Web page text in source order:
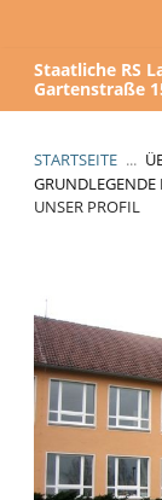
Staatliche RS
Gartenstraße
STARTSEITE ...
UNSER PROFIL
Profil